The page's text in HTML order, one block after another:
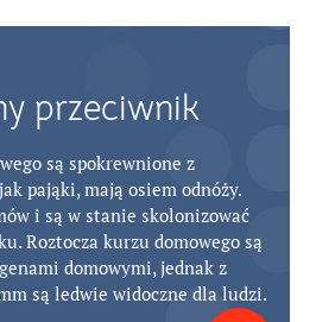
przeciwnik
są spokrewnione z
pająki, mają osiem odnóży.
i są w stanie skolonizować
Roztocza kurzu domowego są
domowymi, jednak z
są ledwie widoczne dla ludzi.